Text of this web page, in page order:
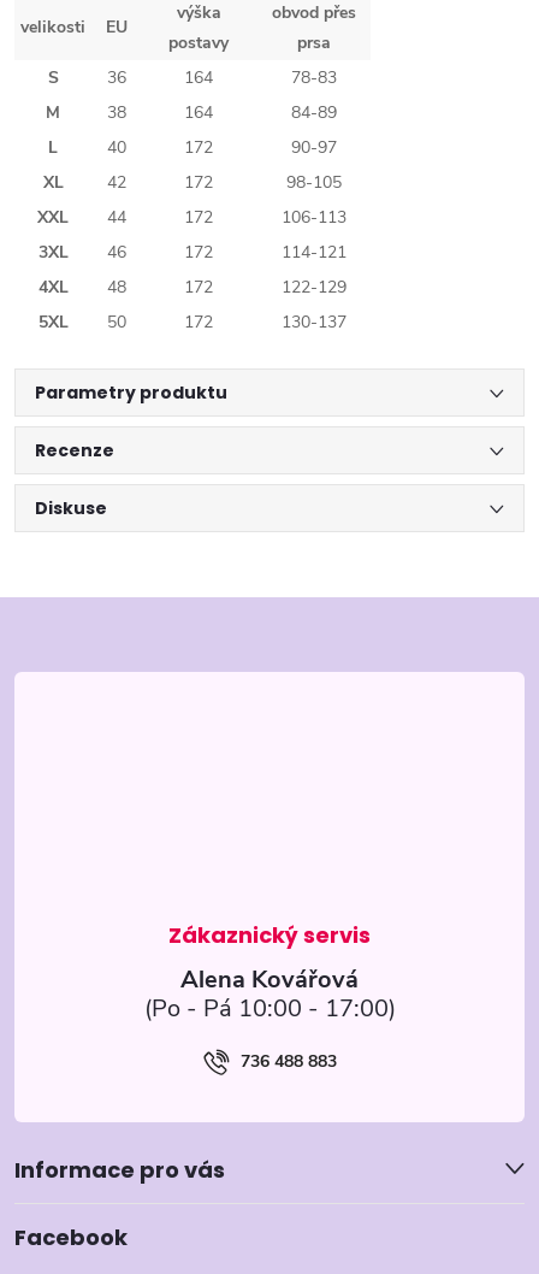
velikosti EU
výška
postavy
obvod přes
prsa
S
36 164
78-83
M
38 164
84-89
L
40 172
90-97
XL
42 172
98-105
XXL
44 172
106-113
3XL
46 172
114-121
4XL
48 172
122-129
5XL
50 172 130-137
Parametry produktu
Recenze
Diskuse
á
Alena Kovářová
736 488 883
Informace pro vás
Facebook